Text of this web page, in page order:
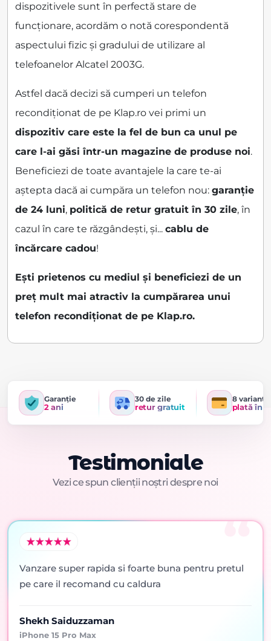
dispozitivele sunt în perfectă stare de
funcționare, acordăm o notă corespondentă
aspectului fizic și gradului de utilizare al
telefoanelor Alcatel 2003G.
Astfel dacă decizi să cumperi un telefon
recondiționat de pe Klap.ro vei primi un
dispozitiv care este la fel de bun ca unul pe
care l-ai găsi într-un magazine de produse noi.
Beneficiezi de toate avantajele la care te-ai
aștepta dacă ai cumpăra un telefon nou: garanție
de 24 luni, politică de retur gratuit în 30 zile, în
cazul în care te răzgândești, și... cablu de
încărcare cadou!
Ești prietenos cu mediul și beneficiezi de un
preț mult mai atractiv la cumpărarea unui
telefon recondiționat de pe Klap.ro.
Garanție
2 ani
30 de zile
retur gratuit
8 variante
plată în
Testimoniale
Vezi ce spun clienții noștri despre noi
Vanzare super rapida si foarte buna pentru pretul
pe care il recomand cu caldura
Shekh Saiduzzaman
iPhone 15 Pro Max